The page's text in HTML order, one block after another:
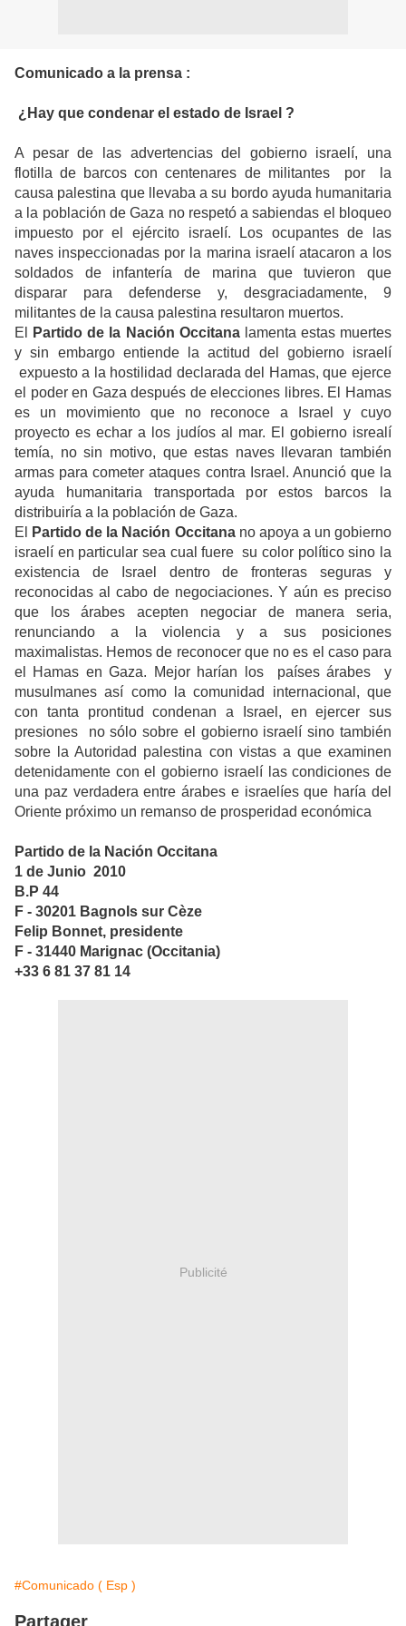
Comunicado a la prensa :
¿Hay que condenar el estado de Israel ?
A pesar de las advertencias del gobierno israelí, una
flotilla de barcos con centenares de militantes por la
causa palestina que llevaba a su bordo ayuda humanitaria
a la población de Gaza no respetó a sabiendas el bloqueo
impuesto por el ejército israelí. Los ocupantes de las
naves inspeccionadas por la marina israelí atacaron a los
soldados de infantería de marina que tuvieron que
disparar para defenderse y, desgraciadamente, 9
militantes de la causa palestina resultaron muertos.
El
Partido de la Nación Occitanalamenta estas muertes
y sin embargo entiende la actitud del gobierno israelí
expuesto a la hostilidad declarada del Hamas, que ejerce
el poder en Gaza después de elecciones libres. El Hamas
es un movimiento que no reconoce a Israel y cuyo
proyecto es echar a los judíos al mar. El gobierno isrealí
temía, no sin motivo, que estas naves llevaran también
armas para cometer ataques contra Israel. Anunció que la
ayuda humanitaria transportada por estos barcos la
distribuiría a la población de Gaza.
El
Partido de la Nación Occitanano apoya a un gobierno
israelí en particular sea cual fuere su color político sino la
existencia de Israel dentro de fronteras seguras y
reconocidas al cabo de negociaciones. Y aún es preciso
que los árabes acepten negociar de manera seria,
renunciando a la violencia y a sus posiciones
maximalistas. Hemos de reconocer que no es el caso para
el Hamas en Gaza. Mejor harían los países árabes y
musulmanes así como la comunidad internacional, que
con tanta prontitud condenan a Israel, en ejercer sus
presiones no sólo sobre el gobierno israelí sino también
sobre la Autoridad palestina con vistas a que examinen
detenidamente con el gobierno israelí las condiciones de
una paz verdadera entre árabes e israelíes que haría del
Oriente próximo un remanso de prosperidad económica
Partido de la Nación Occitana
1 de Junio 2010
B.P 44
F - 30201 Bagnols sur Cèze
Felip Bonnet, presidente
F - 31440 Marignac (Occitania)
+33 6 81 37 81 14
Publicité
#Comunicado ( Esp )
Partager